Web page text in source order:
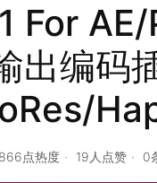
For
出编码
点热度 19人点赞 0